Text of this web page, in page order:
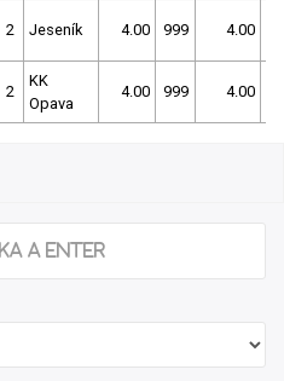
2 Jeseník 4.00 999 4.00
2
KK
Opava
4.00 999 4.00